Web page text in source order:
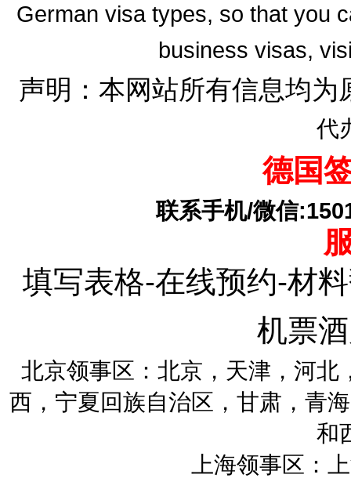
German visa types, so that you
business visas,
声明：本网站所有信息均为
代
德国
联系手机/微信
填写表格-在线预约-材
机票
北京领事区：北京，天津，河
西，宁夏回族自治区，甘肃，青
和
上海领事区：